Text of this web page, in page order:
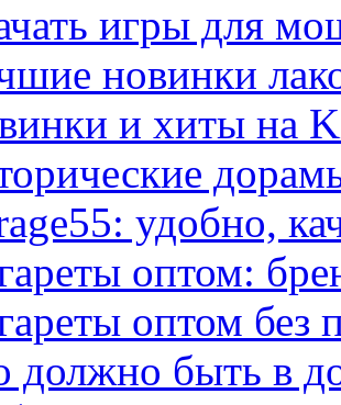
игры для
новинки
и хиты на
удобно,
оптом:
оптом без
должно быть в